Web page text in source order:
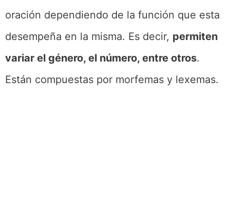
oración dependiendo de la función que esta
desempeña en la misma. Es decir, permiten
variar el género, el número, entre otros.
Están compuestas por morfemas y lexemas.